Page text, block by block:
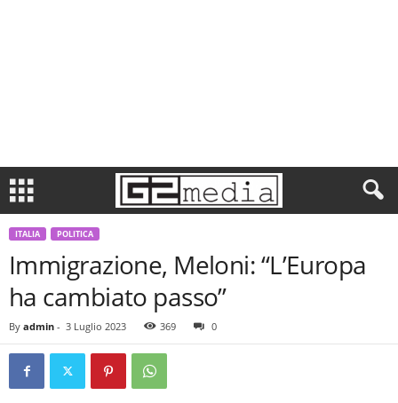
ITALIA POLITICA
Immigrazione, Meloni: “L’Europa
ha cambiato passo”
By admin - 3 Luglio 2023 369 0